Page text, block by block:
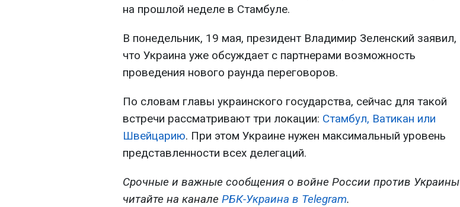
на прошлой неделе в Стамбуле.
В понедельник, 19 мая, президент Владимир Зеленский заявил,
что Украина уже обсуждает с партнерами возможность
проведения нового раунда переговоров.
По словам главы украинского государства, сейчас для такой
встречи рассматривают три локации: Стамбул, Ватикан или
Швейцарию. При этом Украине нужен максимальный уровень
представленности всех делегаций.
Срочные и важные сообщения о войне России против Украины
читайте на канале РБК-Украина в Telegram.